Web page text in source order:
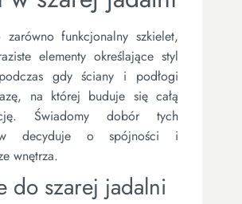
funkcjonalny szkielet,
elementy określające styl
gdy ściany i podłogi
na której buduje się całą
Świadomy dobór tych
decyduje o spójności i
wnętrza.
do szarej jadalni